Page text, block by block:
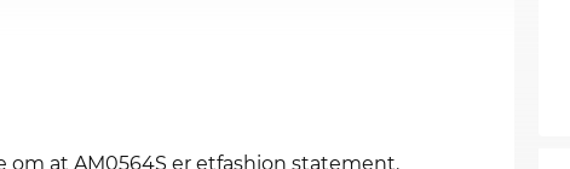
om at AM0564S er etfashion statement.